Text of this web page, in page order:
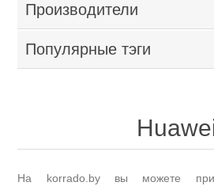
Производители
Популярные тэги
На korrado.by вы можете